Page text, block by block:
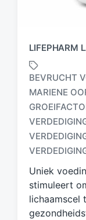
LIFEPHARM
e
t
a
d
m
e
t
BEVRUCHT
MARIENE
Uniek
stimuleert
lichaamscel